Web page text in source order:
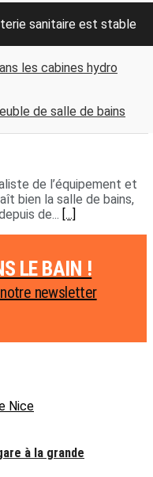
sanitaire est stable
les cabines hydro
de salle de bains
de l’équipement et
bien la salle de bains,
de... [...]
LE BAIN !
newsletter
à la grande